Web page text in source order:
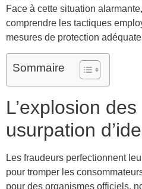
Face à cette situation
comprendre les tactiques
mesures de protection
Sommaire
L’explosion
usurpation
Les fraudeurs perfectionnent
pour tromper les
pour des organismes officiels,